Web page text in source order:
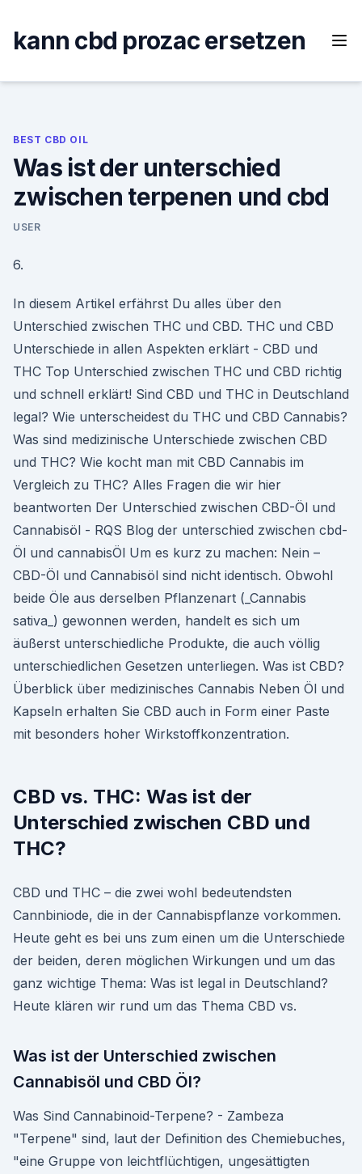
content
kann cbd prozac ersetzen
BEST CBD OIL
Was ist der unterschied
zwischen terpenen und cbd
USER
6.
In diesem Artikel erfährst Du alles über den
Unterschied zwischen THC und CBD. THC und CBD
Unterschiede in allen Aspekten erklärt - CBD und
THC Top Unterschied zwischen THC und CBD richtig
und schnell erklärt! Sind CBD und THC in Deutschland
legal? Wie unterscheidest du THC und CBD Cannabis?
Was sind medizinische Unterschiede zwischen CBD
und THC? Wie kocht man mit CBD Cannabis im
Vergleich zu THC? Alles Fragen die wir hier
beantworten Der Unterschied zwischen CBD-Öl und
Cannabisöl - RQS Blog der unterschied zwischen cbd-
Öl und cannabisÖl Um es kurz zu machen: Nein –
CBD-Öl und Cannabisöl sind nicht identisch. Obwohl
beide Öle aus derselben Pflanzenart (_Cannabis
sativa_) gewonnen werden, handelt es sich um
äußerst unterschiedliche Produkte, die auch völlig
unterschiedlichen Gesetzen unterliegen. Was ist CBD?
Überblick über medizinisches Cannabis Neben Öl und
Kapseln erhalten Sie CBD auch in Form einer Paste
mit besonders hoher Wirkstoffkonzentration.
CBD vs. THC: Was ist der
Unterschied zwischen CBD und
THC?
CBD und THC – die zwei wohl bedeutendsten
Cannbiniode, die in der Cannabispflanze vorkommen.
Heute geht es bei uns zum einen um die Unterschiede
der beiden, deren möglichen Wirkungen und um das
ganz wichtige Thema: Was ist legal in Deutschland?
Heute klären wir rund um das Thema CBD vs.
Was ist der Unterschied zwischen
Cannabisöl und CBD Öl?
Was Sind Cannabinoid-Terpene? - Zambeza
"Terpene" sind, laut der Definition des Chemiebuches,
"eine Gruppe von leichtflüchtigen, ungesättigten